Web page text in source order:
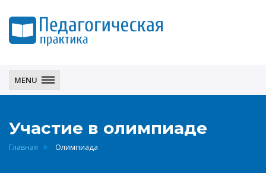
MENU
Участие в олимпиаде
Главная Олимпиада